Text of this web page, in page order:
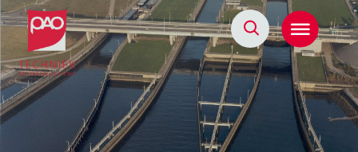
Postacademische cursussen, leergangen en opleidingen